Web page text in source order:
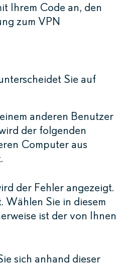
Ihrem Code an, den
zum VPN
Sie auf
anderen Benutzer
der folgenden
Computer aus
der Fehler angezeigt.
Wählen Sie in diesem
ist der von Ihnen
sich anhand dieser